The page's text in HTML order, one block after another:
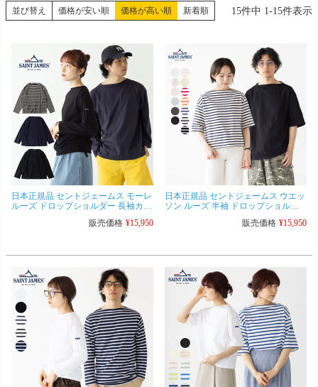
並び替え 価格が安い順 価格が高い順 新着順 15件中 1 -15件表示
日本正規品 セントジェームス モーレ
ルーズ ドロップショルダー 長袖カッ
SAINT JAMES 24JC MOR.LOOSE
販売価格 ¥15,950
日本正規品 セントジェームス ウエッ
ソン ルーズ 半袖 ドロップショルダ
8733 8725 レディース メンズ バスク
販売価格 ¥15,950